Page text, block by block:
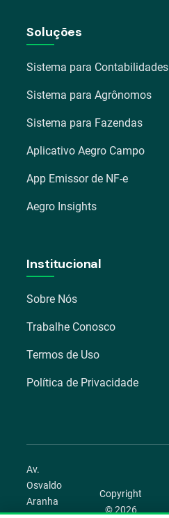
Soluções
Sistema para Contabilidades
Sistema para Agrônomos
Sistema para Fazendas
Aplicativo Aegro Campo
App Emissor de NF-e
Aegro Insights
Institucional
Sobre Nós
Trabalhe Conosco
Termos de Uso
Política de Privacidade
Av.
Osvaldo
Aranha
Copyright
© 2026